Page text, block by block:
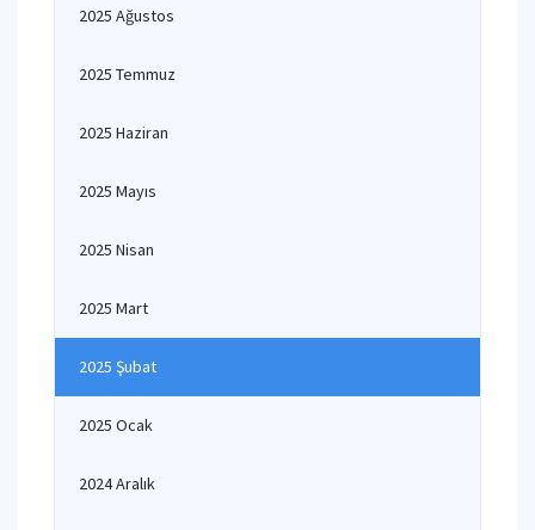
2025 Ağustos
2025 Temmuz
2025 Haziran
2025 Mayıs
2025 Nisan
2025 Mart
2025 Şubat
2025 Ocak
2024 Aralık